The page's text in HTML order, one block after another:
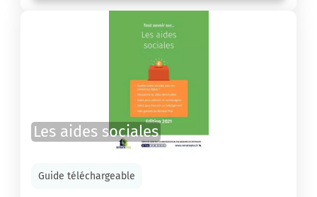
Les aides sociales
Guide téléchargeable